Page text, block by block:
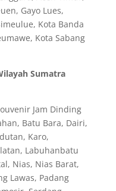
Gayo Lues,
Kota Banda
Kota Sabang
Sumatra
Jam Dinding
Batu Bara, Dairi,
Karo,
Labuhanbatu
Nias, Nias Barat,
Lawas, Padang